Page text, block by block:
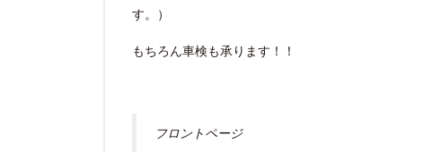
す。）
もちろん車検も承ります！！
フロントページ